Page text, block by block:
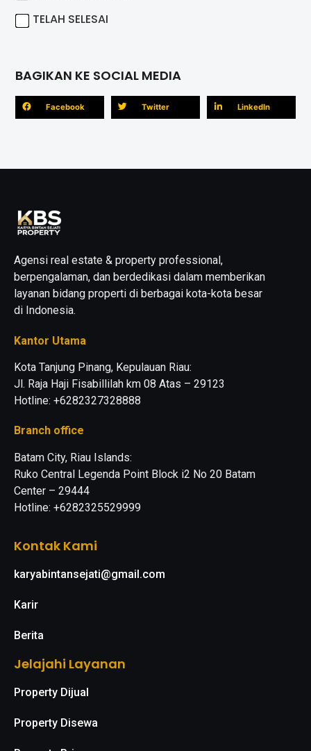
TELAH SELESAI
BAGIKAN KE SOCIAL MEDIA
Facebook Twitter LinkedIn
Agensi real estate & property professional,
berpengalaman, dan berdedikasi dalam memberikan
layanan bidang properti di berbagai kota-kota besar
di Indonesia.
Kantor Utama
Kota Tanjung Pinang, Kepulauan Riau:
Jl. Raja Haji Fisabillilah km 08 Atas – 29123
Hotline: +6282327328888
Branch office
Batam City, Riau Islands:
Ruko Central Legenda Point Block i2 No 20 Batam
Center – 29444
Hotline: +6282325529999
Kontak Kami
karyabintansejati@gmail.com
Karir
Berita
Jelajahi Layanan
Property Dijual
Property Disewa